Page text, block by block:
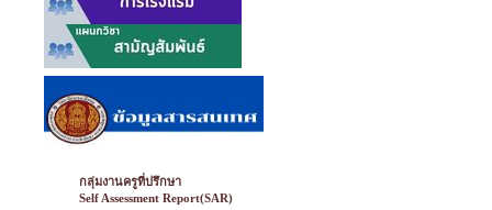
กลุ่มงานครูที่ปรึกษา
Self Assessment Report(SAR)